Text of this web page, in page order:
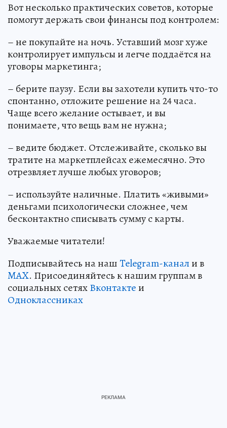
Вот несколько практических советов, которые
помогут держать свои финансы под контролем:
– не покупайте на ночь. Уставший мозг хуже
контролирует импульсы и легче поддаётся на
уговоры маркетинга;
– берите паузу. Если вы захотели купить что-то
спонтанно, отложите решение на 24 часа.
Чаще всего желание остывает, и вы
понимаете, что вещь вам не нужна;
– ведите бюджет. Отслеживайте, сколько вы
тратите на маркетплейсах ежемесячно. Это
отрезвляет лучше любых уговоров;
– используйте наличные. Платить «живыми»
деньгами психологически сложнее, чем
бесконтактно списывать сумму с карты.
Уважаемые читатели!
Подписывайтесь на нашTelegram-канали в
MAX. Присоединяйтесь к нашим группам в
социальных сетяхВконтактеи
Одноклассниках